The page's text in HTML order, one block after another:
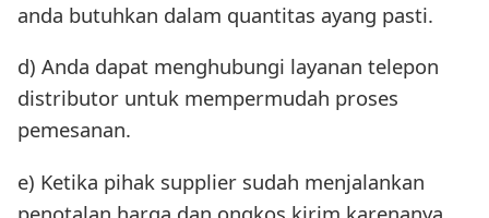
anda butuhkan dalam quantitas ayang pasti.
d) Anda dapat menghubungi layanan telepon
distributor untuk mempermudah proses
pemesanan.
e) Ketika pihak supplier sudah menjalankan